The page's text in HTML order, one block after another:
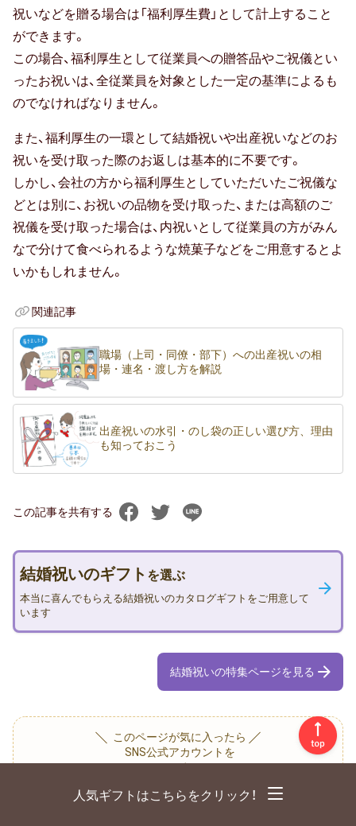
祝いなどを贈る場合は「福利厚生費」として計上すること
ができます。
この場合、福利厚生として従業員への贈答品やご祝儀とい
ったお祝いは、全従業員を対象とした一定の基準によるも
のでなければなりません。
また、福利厚生の一環として結婚祝いや出産祝いなどのお
祝いを受け取った際のお返しは基本的に不要です。
しかし、会社の方から福利厚生としていただいたご祝儀な
どとは別に、お祝いの品物を受け取った、または高額のご
祝儀を受け取った場合は、内祝いとして従業員の方がみん
なで分けて食べられるような焼菓子などをご用意するとよ
いかもしれません。
関連記事
職場（上司・同僚・部下）への出産祝いの相
場・連名・渡し方を解説
出産祝いの水引・のし袋の正しい選び方、理由
も知っておこう
この記事を共有する
結婚祝いのギフト
本当に喜んでもらえる結婚祝いのカタログギフトをご
結婚祝いの特集ページを見る
このページが気に入ったら
SNS公式アカウントを
フォローしませんか？
人気ギフトはこちらをクリック！